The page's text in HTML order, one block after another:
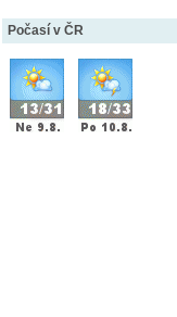
Počasí v ČR